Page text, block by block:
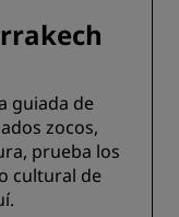
guiada de
zocos,
prueba los
cultural de